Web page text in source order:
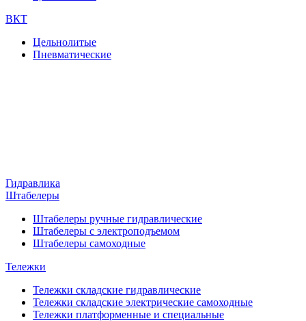
ВКТ
Цельнолитые
Пневматические
Гидравлика
Штабелеры
Штабелеры ручные гидравлические
Штабелеры с электроподъемом
Штабелеры самоходные
Тележки
Тележки складские гидравлические
Тележки складские электрические самоходные
Тележки платформенные и специальные